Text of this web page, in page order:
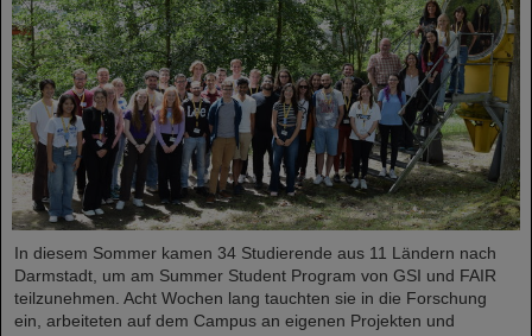
In diesem Sommer kamen 34 Studierende aus 11 Ländern nach
Darmstadt, um am Summer Student Program von GSI und FAIR
teilzunehmen. Acht Wochen lang tauchten sie in die Forschung
ein, arbeiteten auf dem Campus an eigenen Projekten und